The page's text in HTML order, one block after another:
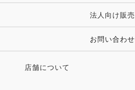
法人向け販売
お問い合わせ
店舗について